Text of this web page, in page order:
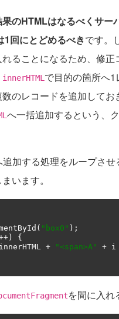
のHTMLはなるべくサー
回にとどめるべきです。
ることになるため、修
innerHTML で目的の箇所へ
のレコードを追加してお
へ一括追加するという、
追加する処理をループさ
います。
( "box0" );
{
innerHTML + "<span>A" + i
を間に入れ